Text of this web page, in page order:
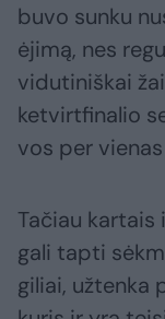
buvo sunku
ėjimą, nes
vidutiniškai
ketvirtfinalio
vos per
Tačiau
gali tapti
giliai, užtenka